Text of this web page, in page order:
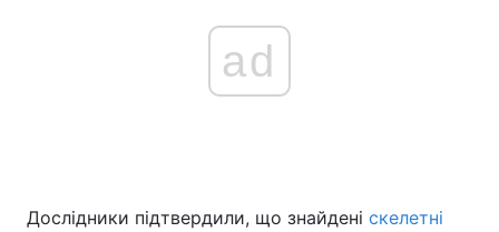
ad
Дослідники підтвердили, що знайдені скелетні